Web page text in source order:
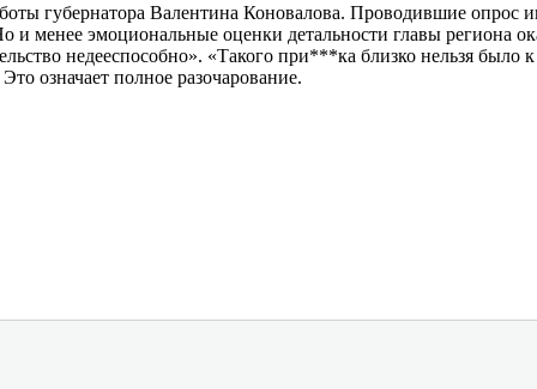
губернатора Валентина Коновалова. Проводившие опрос
и менее эмоциональные оценки детальности главы региона
недееспособно». «Такого при***ка близко нельзя
означает полное разочарование.